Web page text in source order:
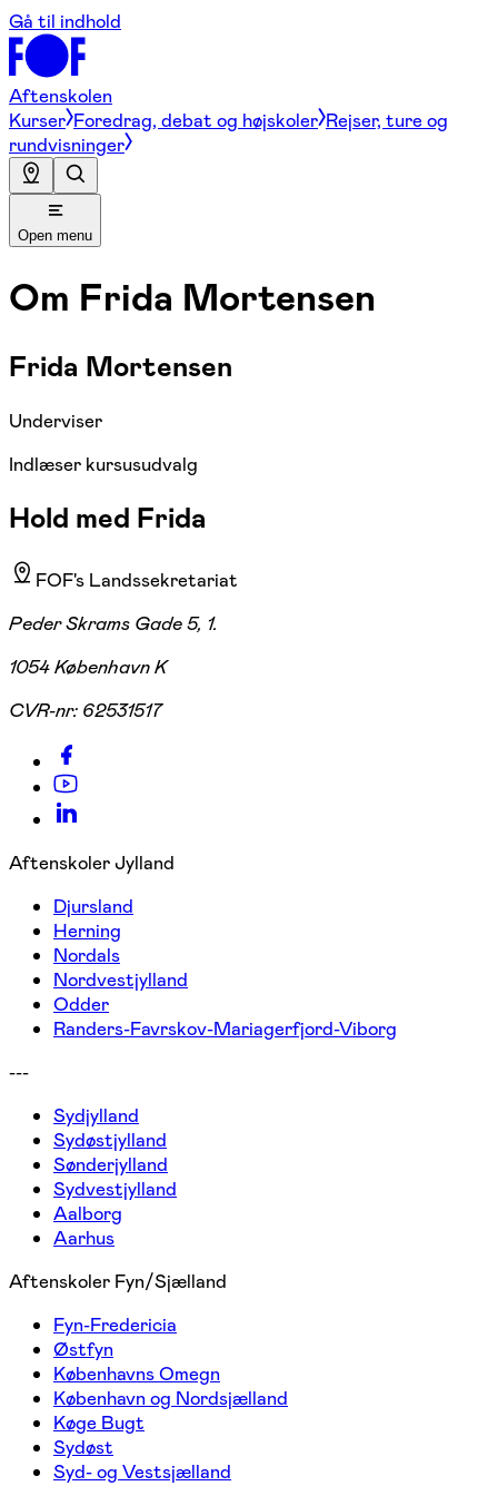
Gå til indhold
Aftenskolen
Kurser Foredrag, debat og højskoler Rejser, ture og
rundvisninger
Open menu
Om Frida Mortensen
Frida Mortensen
Underviser
Indlæser kursusudvalg
Hold med Frida
FOF's Landssekretariat
Peder Skrams Gade 5, 1.
1054 København K
CVR-nr: 62531517
Aftenskoler Jylland
Djursland
Herning
Nordals
Nordvestjylland
Odder
Randers-Favrskov-Mariagerfjord-Viborg
---
Sydjylland
Sydøstjylland
Sønderjylland
Sydvestjylland
Aalborg
Aarhus
Aftenskoler Fyn/Sjælland
Fyn-Fredericia
Østfyn
Københavns Omegn
København og Nordsjælland
Køge Bugt
Sydøst
Syd- og Vestsjælland